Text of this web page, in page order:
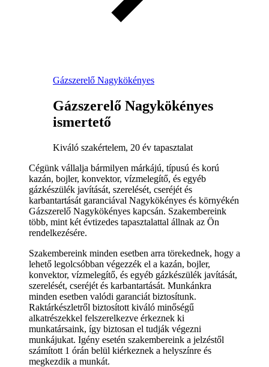
Gázszerelő Nagykökényes
Gázszerelő Nagykökényes
ismertető
Kiváló szakértelem, 20 év tapasztalat
Cégünk vállalja bármilyen márkájú, típusú és korú
kazán, bojler, konvektor, vízmelegítő, és egyéb
gázkészülék javítását, szerelését, cseréjét és
karbantartását garanciával Nagykökényes és környékén
Gázszerelő Nagykökényes kapcsán. Szakembereink
több, mint két évtizedes tapasztalattal állnak az Ön
rendelkezésére.
Szakembereink minden esetben arra törekednek, hogy a
lehető legolcsóbban végezzék el a kazán, bojler,
konvektor, vízmelegítő, és egyéb gázkészülék javítását,
szerelését, cseréjét és karbantartását. Munkánkra
minden esetben valódi garanciát biztosítunk.
Raktárkészletről biztosított kiváló minőségű
alkatrészekkel felszerelkezve érkeznek ki
munkatársaink, így biztosan el tudják végezni
munkájukat. Igény esetén szakembereink a jelzéstől
számított 1 órán belül kiérkeznek a helyszínre és
megkezdik a munkát.